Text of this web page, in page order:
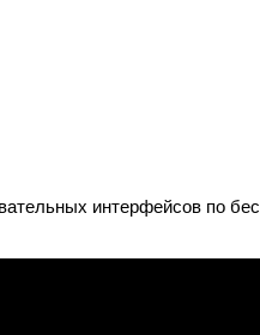
интерфейсов по